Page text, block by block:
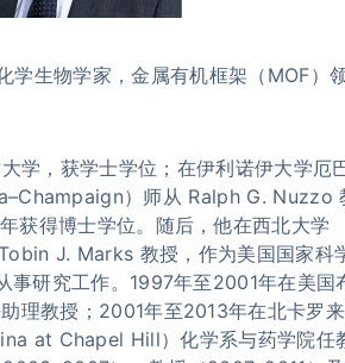
学生物学家，金属有机框架（MOF）
学，获学士学位；在伊利诺伊大学厄
）师从 Ralph G. Nuzzo
得博士学位。随后，他在西北大学
J. Marks 教授，作为美国国家科
研究工作。1997年至2001年在美国
理教授；2001年至2013年在北卡罗
at Chapel Hill）化学系与药学院任